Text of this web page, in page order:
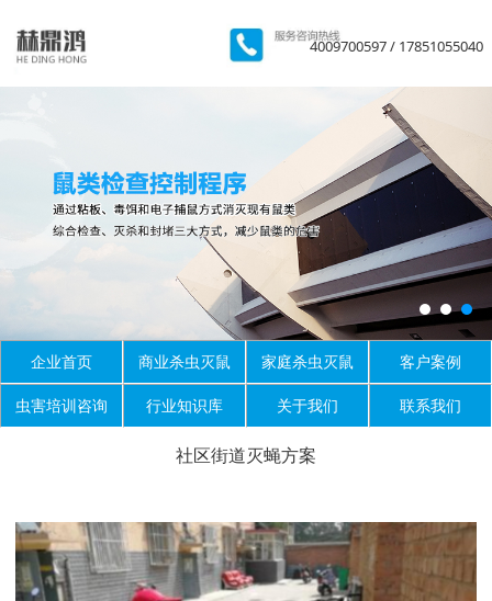
4009700597 / 17851055040
企业首页 商业杀虫灭鼠 家庭杀虫灭鼠 客户案例
虫害培训咨询 行业知识库 关于我们 联系我们
社区街道灭蝇方案